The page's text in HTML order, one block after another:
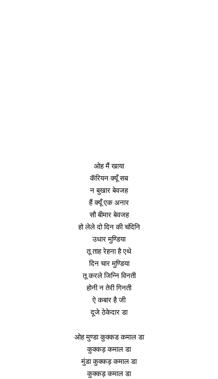
ओह मैं खाया
कॅरियन क्यूँ सब
न बुखार बेवजह
हैं क्यूँ एक अनार
सौ बीमार बेवजह
हो लेले दो दिन की चंदिनि
उधार मुण्डिया
तू ताह रेहना है एथे
दिन चार मुण्डिया
तू करले जिन्नि विनती
होनी न तेरी गिनती
ऐ कबार है जी
दूजे ठेकेदार डा
ओह मुण्डा कुक्कड कमाल डा
कुक्कड़ कमाल डा
मुंडा कुक्कड़ कमाल डा
कुक्कड़ कमाल डा